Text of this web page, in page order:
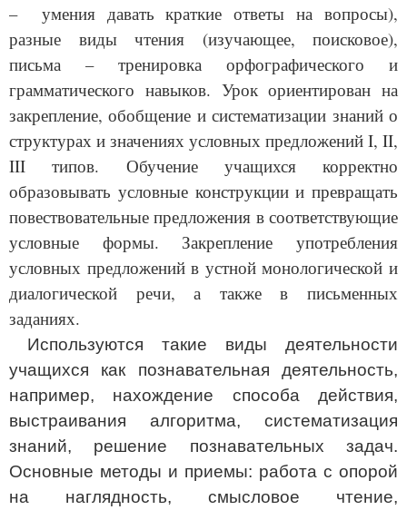
– умения давать краткие ответы на вопросы),
разные виды чтения (изучающее, поисковое),
письма – тренировка орфографического и
грамматического навыков. Урок ориентирован на
закрепление, обобщение и систематизации знаний о
структурах и значениях условных предложений I, II,
III типов. Обучение учащихся корректно
образовывать условные конструкции и превращать
повествовательные предложения в соответствующие
условные формы. Закрепление употребления
условных предложений в устной монологической и
диалогической речи, а также в письменных
заданиях.
Используются такие виды деятельности
учащихся как познавательная деятельность,
например, нахождение способа действия,
выстраивания алгоритма, систематизация
знаний, решение познавательных задач.
Основные методы и приемы: работа с опорой
на наглядность, смысловое чтение,